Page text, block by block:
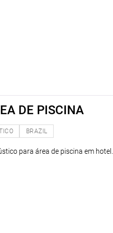
DE PISCINA
BRAZIL
para área de piscina em hotel.